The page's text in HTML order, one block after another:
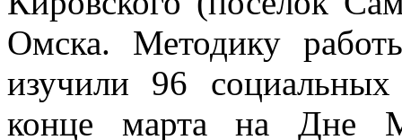
Омска. Методику
изучили 96
конце марта на Дне